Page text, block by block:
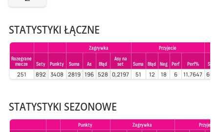
STATYSTYKI ŁĄCZNE
Zagrywka
Przyjecie
Rozegrane
mecze
Sety Punkty Suma As Błąd
Asy na
set
Suma Błąd Neg Perf Perf% Suma
251 892 3408 2819 196 528 0,2197 51 12 18 6 11,7647
STATYSTYKI SEZONOWE
Punkty Zagrywka
Przyjecie